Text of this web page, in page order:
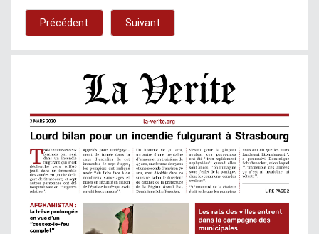
Précédent Suivant